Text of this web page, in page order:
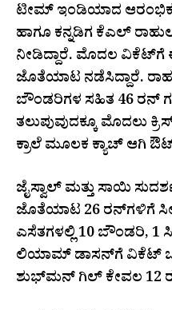
ಟೀಮ್ ಇಂಡಿಯಾದ ಆರಂಭಿಕ
ಹಾಗೂ ಕನ್ನಡಿಗ ಕೆಎಲ್
ನೀಡಿದ್ದಾರೆ. ಮೊದಲ
ಜೊತೆಯಾಟ ನಡೆಸಿದ್ದಾರೆ.
ಬೌಂಡರಿಗಳ ಸಹಿತ 46 ರನ್
ತಲುಪುವುದಕ್ಕೂ ಮೊದಲು
ಕ್ರಾಲೆ ಮೂಲಕ ಕ್ಯಾಚ್ ಆಗಿ
ಜೈಸ್ವಾಲ್ ಮತ್ತು ಸಾಯಿ
ಜೊತೆಯಾಟ 26 ರನ್‌ಗಳಿಗೆ
ಎಸೆತಗಳಲ್ಲಿ 10 ಬೌಂಡರಿ, 1
ಲಿಯಾಮ್ ಡಾಸನ್‌ಗೆ ವಿಕೆಟ್
ಶುಭ್‌ಮನ್ ಗಿಲ್ ಕೇವಲ 12